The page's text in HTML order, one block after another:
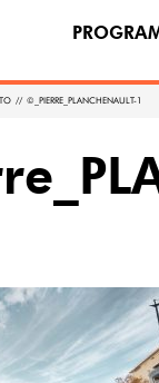
// ©_PIERRE_PLANCHENAULT-1